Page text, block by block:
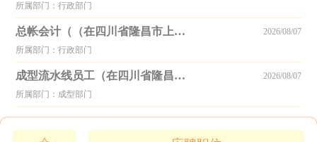
所属部门：行政部门
总帐会计（（在四川省隆昌市上班）
所属部门：行政部门
2026/08/07
成型流水线员工（在四川省隆昌市上班）
所属部门：成型部门
2026/08/07